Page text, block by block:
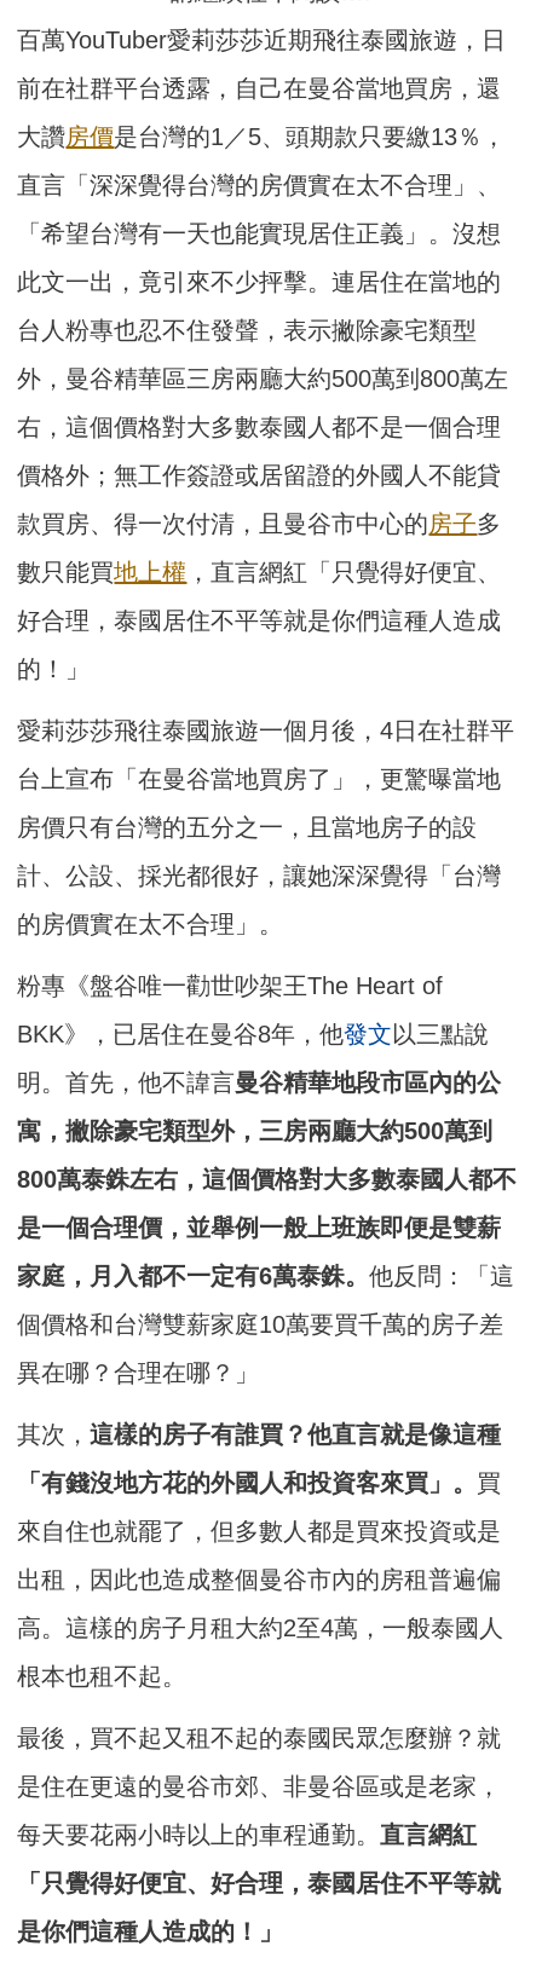
百萬YouTuber愛莉莎莎近期飛往泰國旅遊，日
前在社群平台透露，自己在曼谷當地買房，還
大讚房價是台灣的1／5、頭期款只要繳13％，
直言「深深覺得台灣的房價實在太不合理」、
「希望台灣有一天也能實現居住正義」。沒想
此文一出，竟引來不少抨擊。連居住在當地的
台人粉專也忍不住發聲，表示撇除豪宅類型
外，曼谷精華區三房兩廳大約500萬到800萬左
右，這個價格對大多數泰國人都不是一個合理
價格外；無工作簽證或居留證的外國人不能貸
款買房、得一次付清，且曼谷市中心的房子多
數只能買地上權 ，直言網紅「只覺得好便宜、
好合理，泰國居住不平等就是你們這種人造成
的！」
愛莉莎莎飛往泰國旅遊一個月後，4日在社群平
台上宣布「在曼谷當地買房了」，更驚曝當地
房價只有台灣的五分之一，且當地房子的設
計、公設、採光都很好，讓她深深覺得「台灣
的房價實在太不合理」。
粉專《盤谷唯一勸世吵架王The Heart of
BKK》，已居住在曼谷8年，他發文以三點說
明。首先，他不諱言曼谷精華地段市區內的公
寓，撇除豪宅類型外，三房兩廳大約500萬到
800萬泰銖左右，這個價格對大多數泰國人都不
是一個合理價，並舉例一般上班族即便是雙薪
家庭，月入都不一定有6萬泰銖。他反問：「這
個價格和台灣雙薪家庭10萬要買千萬的房子差
異在哪？合理在哪？」
其次，這樣的房子有誰買？他直言就是像這種
「有錢沒地方花的外國人和投資客來買」。 買
來自住也就罷了，但多數人都是買來投資或是
出租，因此也造成整個曼谷市內的房租普遍偏
高。這樣的房子月租大約2至4萬，一般泰國人
根本也租不起。
最後，買不起又租不起的泰國民眾怎麼辦？就
是住在更遠的曼谷市郊、非曼谷區或是老家，
每天要花兩小時以上的車程通勤。 直言網紅
「只覺得好便宜、好合理，泰國居住不平等就
是你們這種人造成的！」